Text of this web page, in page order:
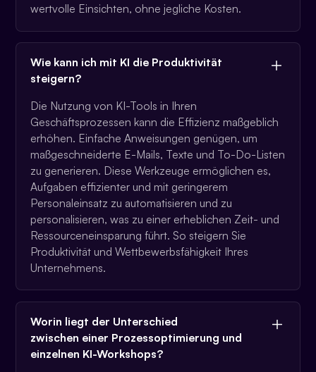
wertvolle Einsichten, ohne jegliche Kosten.
Wie kann ich mit KI die Produktivität
steigern?
Die Nutzung von KI-Tools in Ihren
Geschäftsprozessen kann die Effizienz maßgeblich
erhöhen. Einfache Anweisungen genügen, um
maßgeschneiderte E-Mails, Texte und To-Do-Listen
zu generieren. Diese Werkzeuge ermöglichen es,
Aufgaben effizienter und mit geringerem
Personaleinsatz zu automatisieren und zu
personalisieren, was zu einer erheblichen Zeit- und
Ressourceneinsparung führt. So steigern Sie
Produktivität und Wettbewerbsfähigkeit Ihres
Unternehmens.
Worin liegt der Unterschied
zwischen einer Prozessoptimierung und
einzelnen KI-Workshops?